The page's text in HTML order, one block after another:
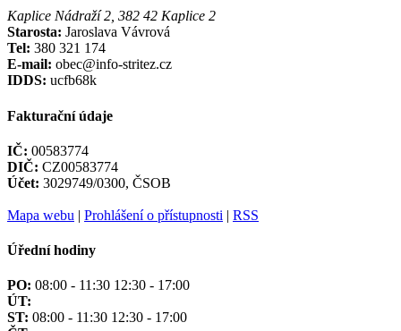
Kaplice Nádraží 2, 382 42 Kaplice 2
Starosta: Jaroslava Vávrová
Tel: 380 321 174
E-mail: obec@info-stritez.cz
IDDS: ucfb68k
Fakturační údaje
IČ: 00583774
DIČ: CZ00583774
Účet: 3029749/0300, ČSOB
Mapa webu | Prohlášení o přístupnosti | RSS
Úřední hodiny
PO: 08:00 - 11:30 12:30 - 17:00
ÚT:
ST: 08:00 - 11:30 12:30 - 17:00